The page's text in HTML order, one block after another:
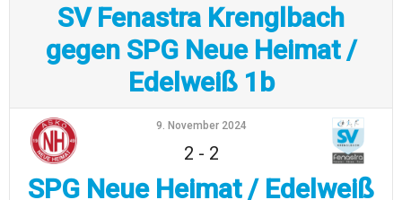
SV Fenastra Krenglbach
gegen SPG Neue Heimat /
Edelweiß 1b
9. November 2024
2 - 2
SPG Neue Heimat / Edelweiß